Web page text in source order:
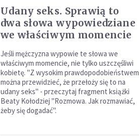
Udany seks. Sprawią to
dwa słowa wypowiedziane
we właściwym momencie
Jeśli mężczyzna wypowie te słowa we
właściwym momencie, nie tylko uszczęśliwi
kobietę. "Z wysokim prawdopodobieństwem
można przewidzieć, że przełoży się to na
udany seks" - przeczytaj fragment książki
Beaty Kołodziej "Rozmowa. Jak rozmawiać,
żeby się dogadać".